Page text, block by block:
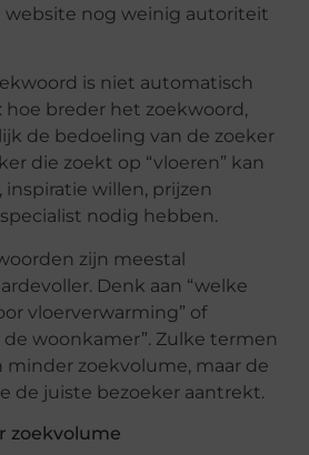
website nog weinig autoriteit
is niet automatisch
hoe breder het zoekwoord,
de bedoeling van de zoeker
die zoekt op “vloeren” kan
willen, prijzen
nodig hebben.
zijn meestal
Denk aan “welke
vloerverwarming” of
de woonkamer”. Zulke termen
zoekvolume, maar de
de juiste bezoeker aantrekt.
zoekvolume